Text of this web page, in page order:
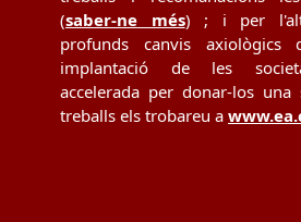
(saber-ne més) ; i per
profunds canvis axiològics
implantació de les
accelerada per donar-los una
treballs els trobareu a